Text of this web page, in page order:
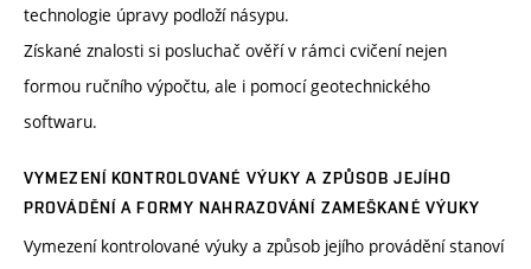
technologie úpravy podloží násypu.
Získané znalosti si posluchač ověří v rámci cvičení nejen
formou ručního výpočtu, ale i pomocí geotechnického
softwaru.
VYMEZENÍ KONTROLOVANÉ VÝUKY A ZPŮSOB JEJÍHO
PROVÁDĚNÍ A FORMY NAHRAZOVÁNÍ ZAMEŠKANÉ VÝUKY
Vymezení kontrolované výuky a způsob jejího provádění stanoví